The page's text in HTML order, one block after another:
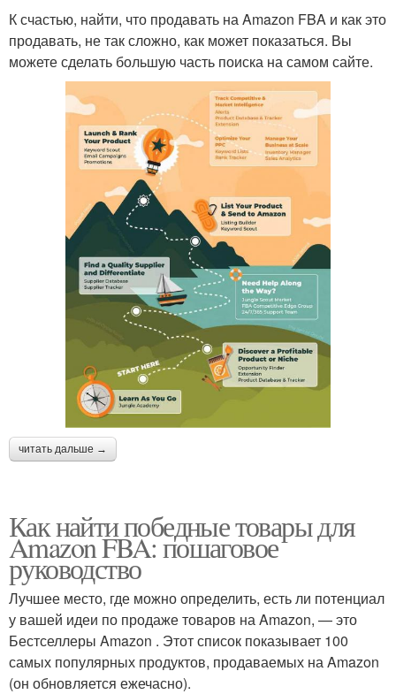
К счастью, найти, что продавать на Amazon FBA и как это
продавать, не так сложно, как может показаться. Вы
можете сделать большую часть поиска на самом сайте.
читать дальше →
Как найти победные товары для
Amazon FBA: пошаговое
руководство
Лучшее место, где можно определить, есть ли потенциал
у вашей идеи по продаже товаров на Amazon, — это
Бестселлеры Amazon . Этот список показывает 100
самых популярных продуктов, продаваемых на Amazon
(он обновляется ежечасно).